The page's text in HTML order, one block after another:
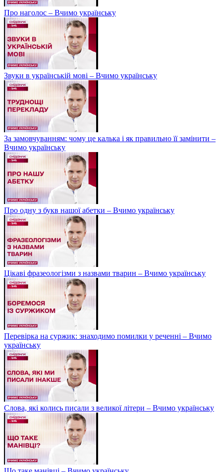
Про наголос – Вчимо українську
Звуки в українській мові – Вчимо українську
За замовчуванням: чому це калька і як правильно її замінити –
Вчимо українську
Про одну з букв нашої абетки – Вчимо українську
Цікаві фразеологізми з назвами тварин – Вчимо українську
Перевірка на суржик: знаходимо помилки у реченні – Вчимо
українську
Слова, які колись писали з великої літери – Вчимо українську